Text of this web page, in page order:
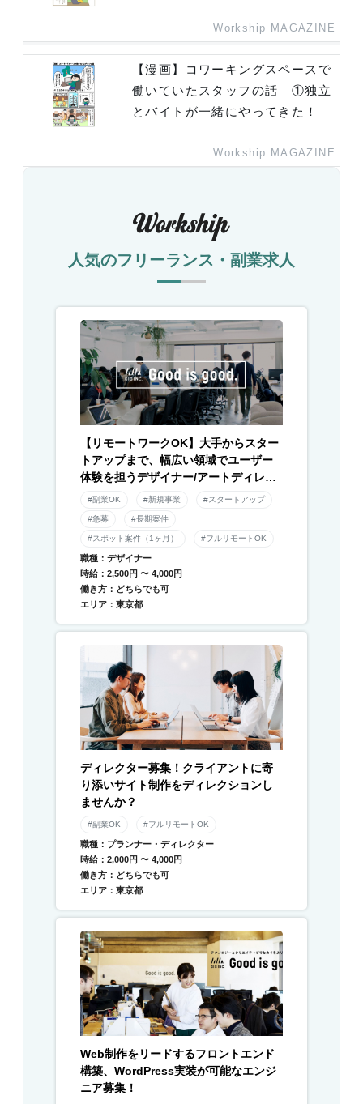
Workship MAGAZINE
【漫画】コワーキングスペースで
働いていたスタッフの話 ①独立
とバイトが一緒にやってきた！
Workship MAGAZINE
人気のフリーランス・副業求人
【リモートワークOK】大手からスター
トアップまで、幅広い領域でユーザー
体験を担うデザイナー/アートディレク
ター募集！
#副業OK #新規事業 #スタートアップ
#急募 #長期案件
#スポット案件（1ヶ月） #フルリモートOK
職種：デザイナー
時給：2,500円 〜 4,000円
働き方：どちらでも可
エリア：東京都
ディレクター募集！クライアントに寄
り添いサイト制作をディレクションし
ませんか？
#副業OK #フルリモートOK
職種：プランナー・ディレクター
時給：2,000円 〜 4,000円
働き方：どちらでも可
エリア：東京都
Web制作をリードするフロントエンド
構築、WordPress実装が可能なエンジ
ニア募集！